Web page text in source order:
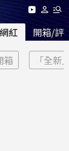
紅 開箱/評
箱 「全新